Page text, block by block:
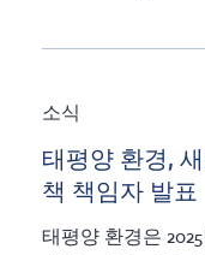
소식
태평양 환경,
책 책임자 발표
태평양 환경은